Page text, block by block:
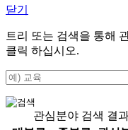
닫기
트리 또는 검색을 통해
클릭 하십시오.
관심분야 검색 결